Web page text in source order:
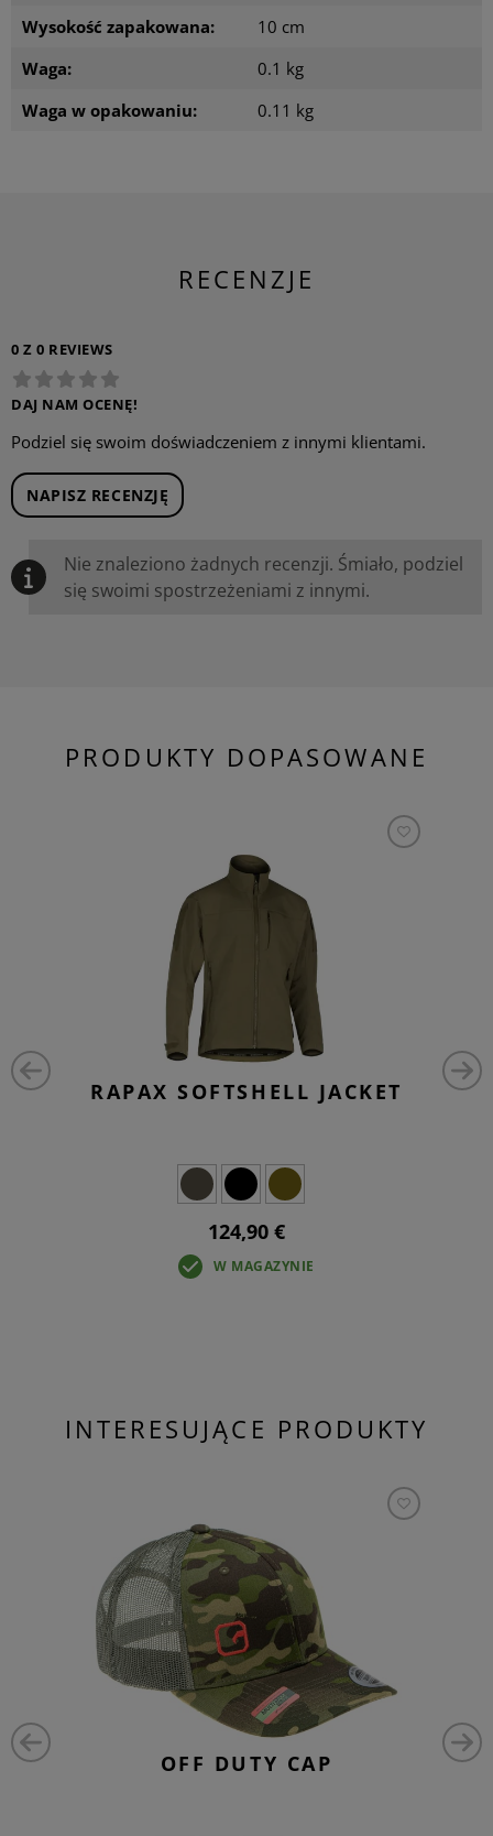
Wysokość zapakowana:
10 cm
Waga:
0.1 kg
Waga w opakowaniu:
0.11 kg
RECENZJE
0 Z 0 REVIEWS
DAJ NAM OCENĘ!
Podziel się swoim doświadczeniem z innymi klientami.
NAPISZ RECENZJĘ
Nie znaleziono żadnych recenzji. Śmiało, podziel
się swoimi spostrzeżeniami z innymi.
PRODUKTY DOPASOWANE
RAPAX SOFTSHELL JACKET
124,90 €
W MAGAZYNIE
INTERESUJĄCE PRODUKTY
OFF DUTY CAP